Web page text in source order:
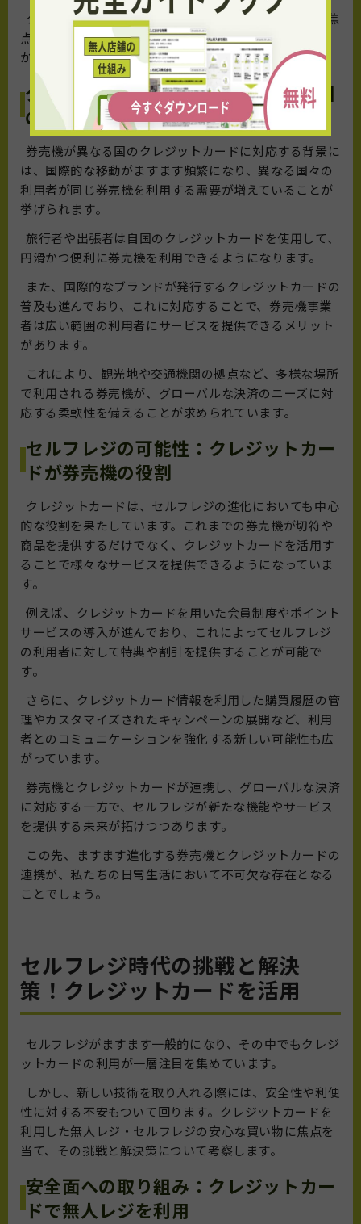
クレジットカードが引き起こす変化と新たなニーズに焦
点を当て、未来の券売機がどのように進化していくの
か、探ってみましょう。
グローバルな決済：券売機が異なる国
のクレジットカードに対応
券売機が異なる国のクレジットカードに対応する背景に
は、国際的な移動がますます頻繁になり、異なる国々の
利用者が同じ券売機を利用する需要が増えていることが
挙げられます。
旅行者や出張者は自国のクレジットカードを使用して、
円滑かつ便利に券売機を利用できるようになります。
また、国際的なブランドが発行するクレジットカードの
普及も進んでおり、これに対応することで、券売機事業
者は広い範囲の利用者にサービスを提供できるメリット
があります。
これにより、観光地や交通機関の拠点など、多様な場所
で利用される券売機が、グローバルな決済のニーズに対
応する柔軟性を備えることが求められています。
セルフレジの可能性：クレジットカー
ドが券売機の役割
クレジットカードは、セルフレジの進化においても中心
的な役割を果たしています。これまでの券売機が切符や
商品を提供するだけでなく、クレジットカードを活用す
ることで様々なサービスを提供できるようになっていま
す。
例えば、クレジットカードを用いた会員制度やポイント
サービスの導入が進んでおり、これによってセルフレジ
の利用者に対して特典や割引を提供することが可能で
す。
さらに、クレジットカード情報を利用した購買履歴の管
理やカスタマイズされたキャンペーンの展開など、利用
者とのコミュニケーションを強化する新しい可能性も広
がっています。
券売機とクレジットカードが連携し、グローバルな決済
に対応する一方で、セルフレジが新たな機能やサービス
を提供する未来が拓けつつあります。
この先、ますます進化する券売機とクレジットカードの
連携が、私たちの日常生活において不可欠な存在となる
ことでしょう。
セルフレジ時代の挑戦と解決
策！クレジットカードを活用
セルフレジがますます一般的になり、その中でもクレジ
ットカードの利用が一層注目を集めています。
しかし、新しい技術を取り入れる際には、安全性や利便
性に対する不安もついて回ります。クレジットカードを
利用した無人レジ・セルフレジの安心な買い物に焦点を
当て、その挑戦と解決策について考察します。
安全面への取り組み：クレジットカー
ドで無人レジを利用